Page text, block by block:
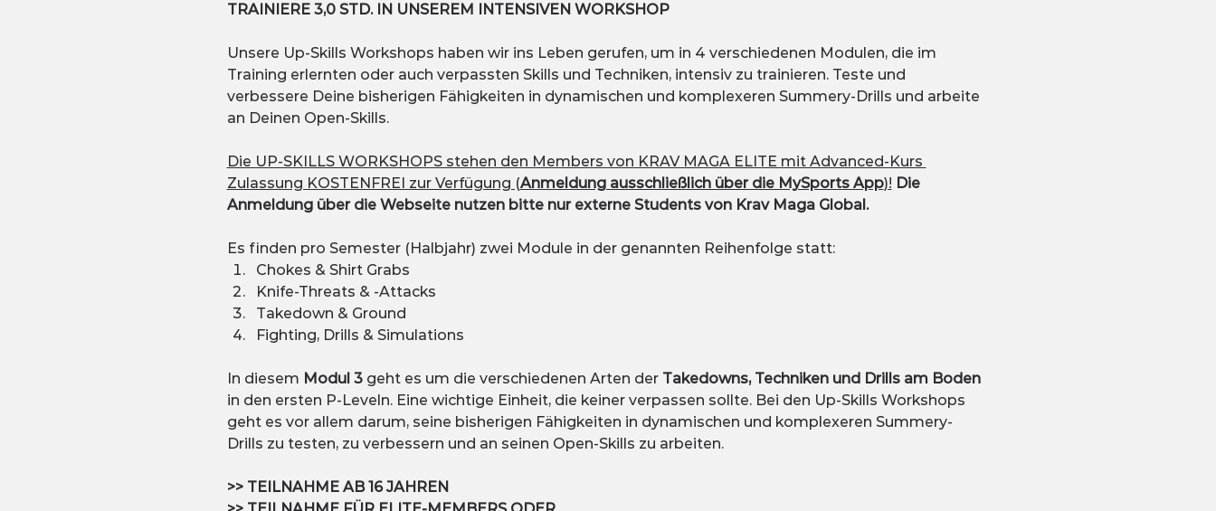
TRAINIERE 3,0 STD. IN UNSEREM INTENSIVEN WORKSHOP
Unsere Up-Skills Workshops haben wir ins Leben gerufen, um in 4 verschiedenen Modulen, die im
Training erlernten oder auch verpassten Skills und Techniken, intensiv zu trainieren. Teste und
verbessere Deine bisherigen Fähigkeiten in dynamischen und komplexeren Summery-Drills und arbeite
an Deinen Open-Skills.
Die UP-SKILLS WORKSHOPS stehen den Members von KRAV MAGA ELITE mit Advanced-Kurs
Zulassung KOSTENFREI zur Verfügung (Anmeldung ausschließlich über die MySports App)! Die
Anmeldung über die Webseite nutzen bitte nur externe Students von Krav Maga Global.
Es finden pro Semester (Halbjahr) zwei Module in der genannten Reihenfolge statt:
Chokes & Shirt Grabs
Knife-Threats & -Attacks
Takedown & Ground
Fighting, Drills & Simulations
In diesem Modul 3 geht es um die verschiedenen Arten der Takedowns, Techniken und Drills am Boden
in den ersten P-Leveln. Eine wichtige Einheit, die keiner verpassen sollte. Bei den Up-Skills Workshops
geht es vor allem darum, seine bisherigen Fähigkeiten in dynamischen und komplexeren Summery-
Drills zu testen, zu verbessern und an seinen Open-Skills zu arbeiten.
>> TEILNAHME AB 16 JAHREN